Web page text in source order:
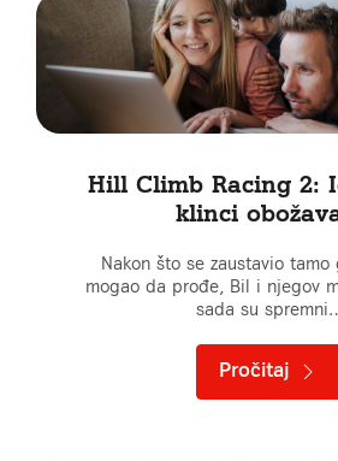
Hill Climb Racing 2:
klinci
Nakon što se zaustavio
mogao da prođe, Bil i njegov
sada su
Pročitaj